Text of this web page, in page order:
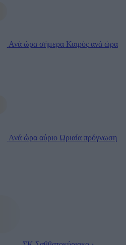
Ανά ώρα σήμερα Καιρός ανά ώρα
Ανά ώρα αύριο Ωριαία πρόγνωση